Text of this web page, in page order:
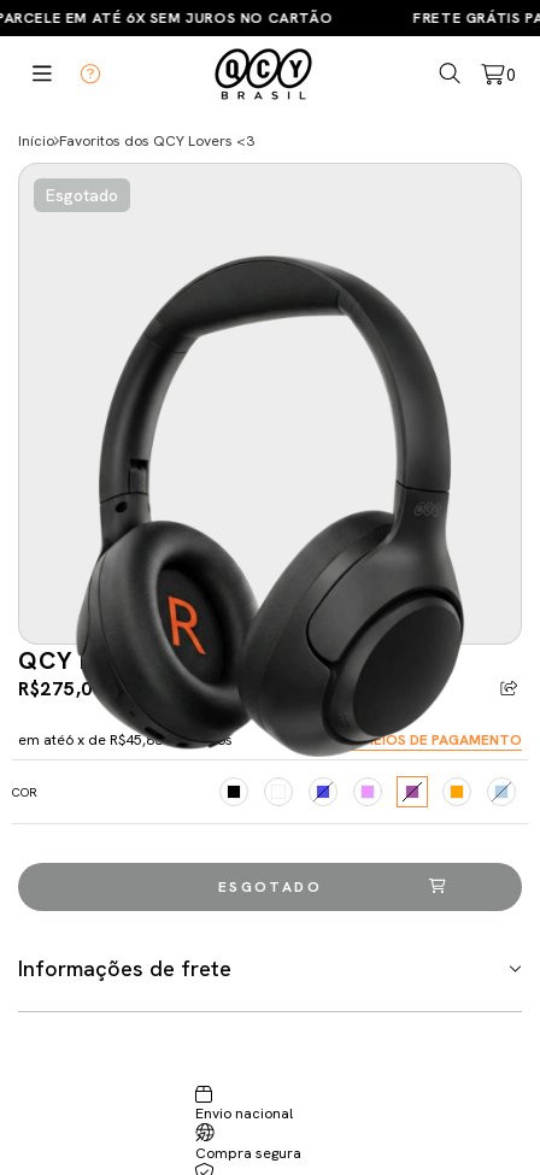
EM ATÉ 6X SEM JUROS NO CARTÃO FRETE GRÁTIS
0
Esgotado
Início Favoritos dos QCY Lovers <3
QCY H3 ANC
R$275,00 R$298,00
-7%
5% de desconto
pagando com Pix
em até6x deR$45,83sem juros VER MEIOS DE PAGAMENTO
COR
Informações de frete
Envio nacional
Compra segura